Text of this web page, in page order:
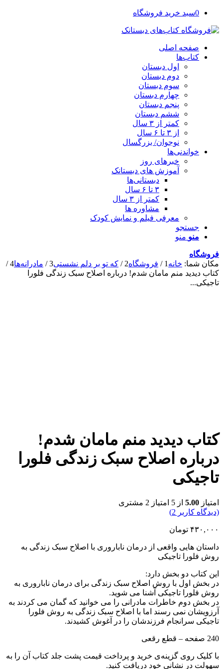
0سبد خرید فروشگاه
صفحه اصلی
کتاب‌ها
اول دبستان
دوم دبستان
سوم دبستان
چهارم دبستان
پنجم دبستان
ششم دبستان
کمتر از ۳ سال
از ۳ تا ۶ سال
نوجوان/ بزرگسال
خواندنی‌ها
خبرهای روز
آموزش های دبستانک
دبستانی‌ها
۳ تا ۶ سال
کمتر از ۳ سال
مشاوره ها
معرفی فیلم و نمایش کودک
جستجو
منو منو
فروشگاه
مکان شما: خانه 1
/ فروشگاه2
/ که تو بر دلم نشستی3
/ مادرانه‌ها4
/
کتاب دیدید منم مامان شدم! درباره اصلاح سبک زندگی فلورا
تاجیکی...
کتاب دیدید منم مامان شدم!
درباره اصلاح سبک زندگی فلورا
تاجیکی
امتیاز 5.00 از 5 امتیاز 2 مشتری
(دیدگاه کاربر 2
)
۴۳۰,۰۰۰ تومان
داستان هایی واقعی از درمان ناباروری با اصلاح سبک زندگی به
روش فلورا تاجیکی
این کتاب دو بخش دارد:
در بخش اول با روش اصلاح سبک زندگی برای درمان ناباروری به
روش فلورا تاجیکی آشنا می شوید.
در بخش دوم خاطرات مادرانی را می خوانید که گمان می کردند به
آرزویشان نمی رسند اما با اصلاح سبک زندگی به روش فلورا
تاجیکی سرانجام فرزندشان را در آغوش کشیدند.
240 صفحه – قطع رقعی
با کلیک روی گزینه‌ی خرید و پرداخت قیمت پشت جلد کتاب آن را به
سهولت در نشانی خود دریافت کنید.